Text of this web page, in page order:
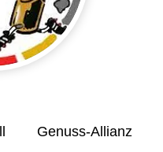
Genuss-Allianz